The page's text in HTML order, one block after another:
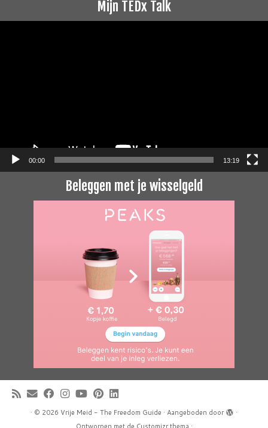
Mijn TEDx Talk
00:00 13:19
Beleggen met je wisselgeld
· © 2026 Vrije Meid - The Freedom Guide · Aangeboden door
·